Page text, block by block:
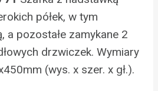
półek, w tym
a pozostałe zamykane 2
drzwiczek. Wymiary
(wys. x szer. x gł.).